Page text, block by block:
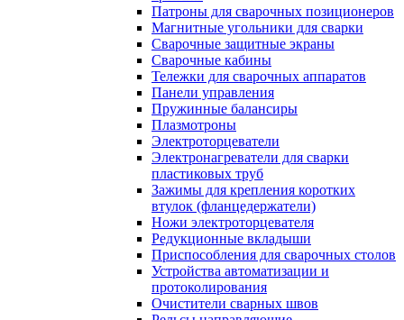
Патроны для сварочных позиционеров
Магнитные угольники для сварки
Сварочные защитные экраны
Сварочные кабины
Тележки для сварочных аппаратов
Панели управления
Пружинные балансиры
Плазмотроны
Электроторцеватели
Электронагреватели для сварки
пластиковых труб
Зажимы для крепления коротких
втулок (фланцедержатели)
Ножи электроторцевателя
Редукционные вкладыши
Приспособления для сварочных столов
Устройства автоматизации и
протоколирования
Очистители сварных швов